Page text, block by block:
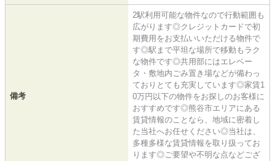
備考
2駅利用可能な物件なので行動範囲も
広がります◎クレジットカードで初
期費用をお支払いいただける物件で
す◎駅まで平坦な場所で移動もラク
な物件です◎共用部にはエレベー
タ・敷地内ごみ置き場などが備わっ
ておりとても充実しています◎家賃1
0万円以下の物件をお探しのお客様に
おすすめです◎熊谷市エリアにある
賃貸情報のことなら、地域に密着し
た当社へお任せください◎当社は、
多種多様な賃貸情報を取り扱ってお
ります◎ご要望や不明な点などござ